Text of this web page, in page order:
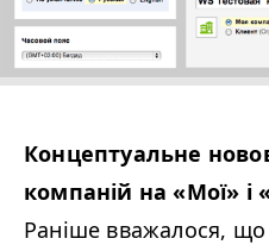
Концептуальне
компаній на «Мої» і
Раніше вважалося,